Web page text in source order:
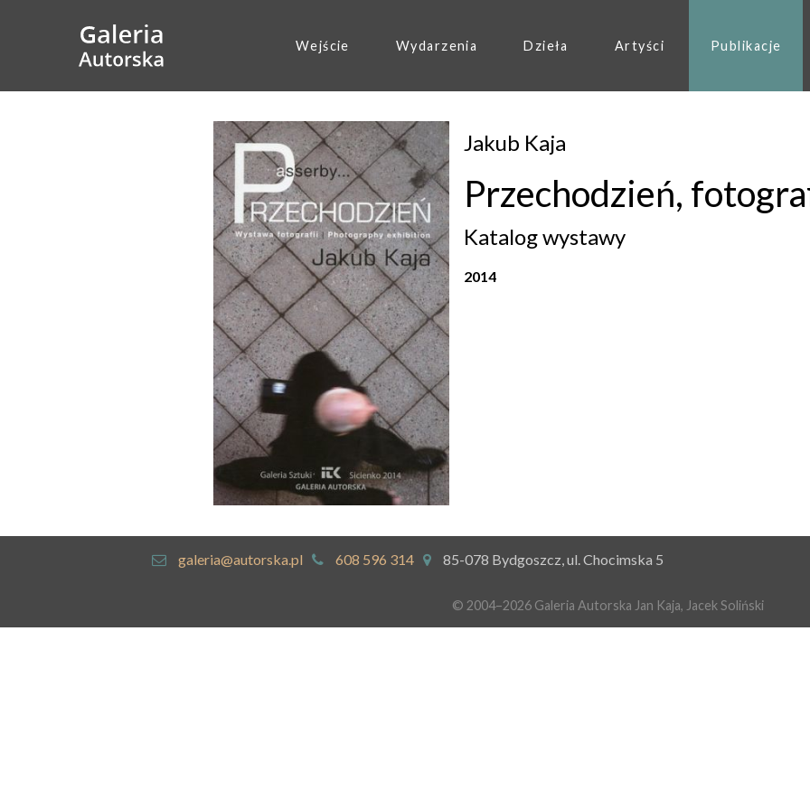
Wejście Wydarzenia Dzieła Artyści Publikacje
Jakub Kaja
Przechodzień,
Katalog wystawy
2014
galeria@autorska.pl 608 596 314 85-078 Bydgoszcz, ul. Chocimska 5
© 2004–2026 Galeria Autorska Jan Kaja, Jacek Soliński